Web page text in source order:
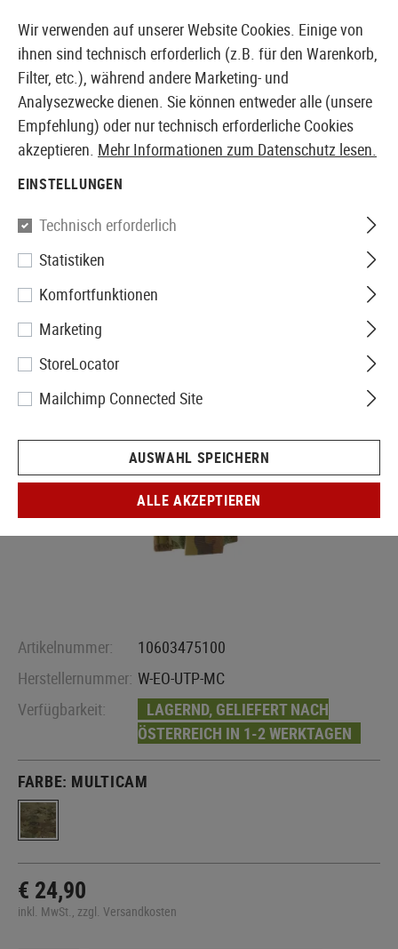
EUROPÄISCHER AIRSOFT SHOP & GROßHÄNDLER
Warrior
Utility / Multi Tool Pouch
Artikelnummer:
10603475100
Herstellernummer: W-EO-UTP-MC
Verfügbarkeit:
LAGERND, GELIEFERT NACH
ÖSTERREICH IN 1-2 WERKTAGEN
FARBE: MULTICAM
€ 24,90
inkl. MwSt., zzgl. Versandkosten
Wir verwenden auf unserer Website Cookies. Einige von
ihnen sind technisch erforderlich (z.B. für den Warenkorb,
Filter, etc.), während andere Marketing- und
Analysezwecke dienen. Sie können entweder alle (unsere
Empfehlung) oder nur technisch erforderliche Cookies
akzeptieren. Mehr Informationen zum Datenschutz lesen.
EINSTELLUNGEN
Technisch erforderlich
Statistiken
Komfortfunktionen
Marketing
StoreLocator
Mailchimp Connected Site
AUSWAHL SPEICHERN
ALLE AKZEPTIEREN